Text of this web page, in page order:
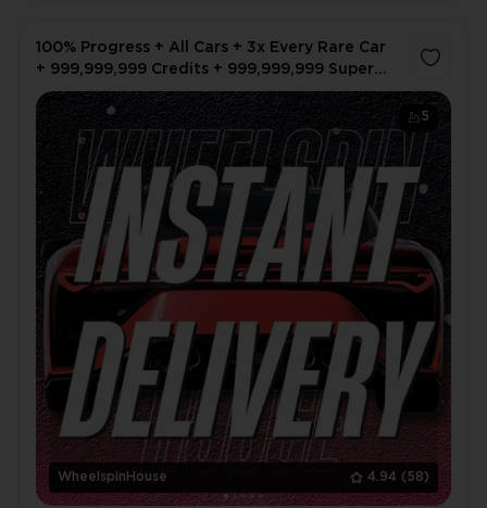
5
WheelspinHouse 4.94 (58)
100% Progress + All Cars + 3x Every Rare Car
+ 999,999,999 Credits + 999,999,999 Super
Wheelspin + 999,999,999 Car Mastery (Skill)